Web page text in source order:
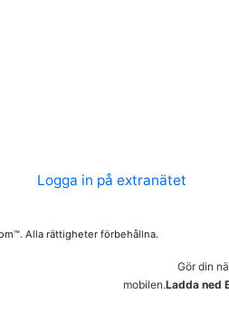
Logga in på extranätet
Alla rättigheter förbehållna.
Gör din
mobilen.Ladda ned